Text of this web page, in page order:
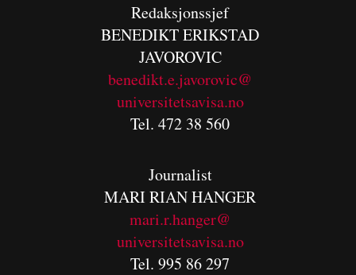
Redaksjonssjef
BENEDIKTERIKSTAD
JAVOROVIC
benedikt.e.javorovic@
universitetsavisa.no
Tel. 472 38 560
Journalist
MARI RIAN HANGER
mari.r.hanger@
universitetsavisa.no
Tel. 995 86 297